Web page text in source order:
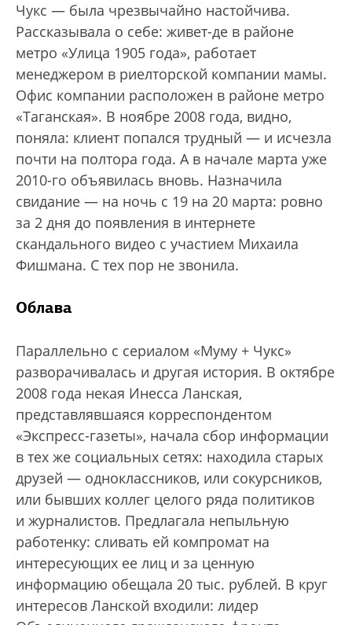
Чукс — была чрезвычайно настойчива.
Рассказывала о себе: живет-де в районе
метро «Улица 1905 года», работает
менеджером в риелторской компании мамы.
Офис компании расположен в районе метро
«Таганская». В ноябре 2008 года, видно,
поняла: клиент попался трудный — и исчезла
почти на полтора года. А в начале марта уже
2010-го объявилась вновь. Назначила
свидание — на ночь с 19 на 20 марта: ровно
за 2 дня до появления в интернете
скандального видео с участием Михаила
Фишмана. С тех пор не звонила.
Облава
Параллельно с сериалом «Муму + Чукс»
разворачивалась и другая история. В октябре
2008 года некая Инесса Ланская,
представлявшаяся корреспондентом
«Экспресс-газеты», начала сбор информации
в тех же социальных сетях: находила старых
друзей — одноклассников, или сокурсников,
или бывших коллег целого ряда политиков
и журналистов. Предлагала непыльную
работенку: сливать ей компромат на
интересующих ее лиц и за ценную
информацию обещала 20 тыс. рублей. В круг
интересов Ланской входили: лидер